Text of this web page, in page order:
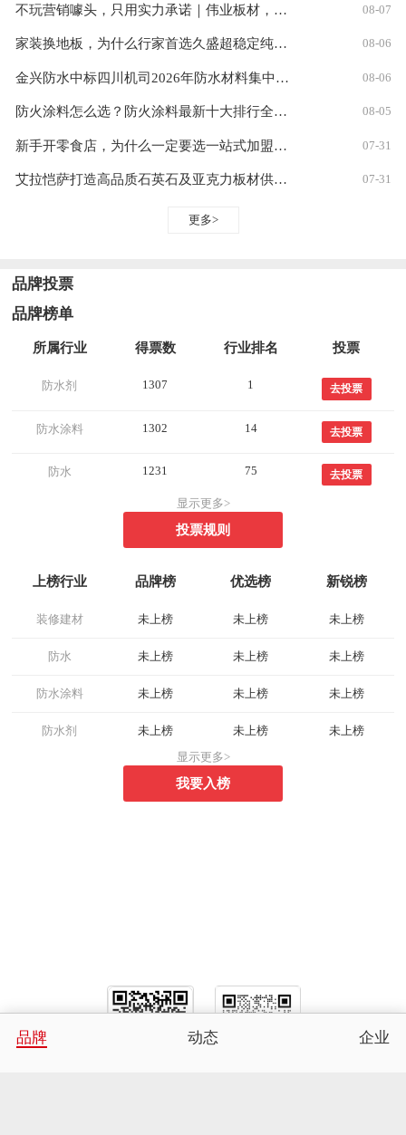
不玩营销噱头，只用实力承诺｜伟业板材，装修一次，安心三十年 08-07
家装换地板，为什么行家首选久盛超稳定纯实木？ 08-06
金兴防水中标四川机司2026年防水材料集中采购！ 08-06
防火涂料怎么选？防火涂料最新十大排行全解析 08-05
新手开零食店，为什么一定要选一站式加盟？从选址到盈利全流程省心指南 07-31
艾拉恺萨打造高品质石英石及亚克力板材供应链 07-31
更多>
品牌投票
品牌榜单
所属行业 得票数 行业排名 投票
防水剂 1307 1 去投票
防水涂料 1302 14 去投票
防水 1231 75 去投票
显示更多>
投票规则
上榜行业 品牌榜 优选榜 新锐榜
装修建材 未上榜 未上榜 未上榜
防水 未上榜 未上榜 未上榜
防水涂料 未上榜 未上榜 未上榜
防水剂 未上榜 未上榜
未上榜
显示更多>
我要入榜
品牌 动态 企业